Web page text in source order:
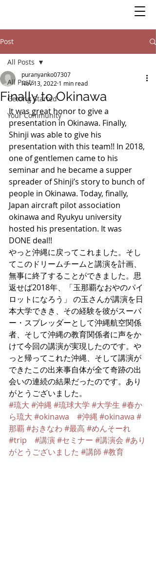
Post
All Posts
Getting Started
Your Community
All Posts
Finally to Okinawa
puranyanko07307
Nov 13, 2022 1 min read
It was great honor to give a
presentation in Okinawa. Finally,
Shinji was able to give his
presentation with this team!! In 2018,
one of gentlemen came to his
seminar and he became a supper
spreader of Shinji’s story to bunch of
people in Okinawa. Today, finally,
Japan aircraft pilot association
okinawa and Ryukyu university
hosted his presentation. It was
DONE deal!!
やっと沖縄に戻ってこれました。そし
てこのドリームチームと講演を計画、
無事に終了することができました。思
返せば2018年、「玉那覇なおやのパイ
ロットになろう」 の玉さんが講演を日
本大学できき、その経験を彼がスーパ
ー・スプレッダーとして沖縄航空関係
者、そして沖縄の教育関係者に声をか
けて今回の講演が実現したのです。や
っと帰ってこれた沖縄、そして講演が
できたこの出来事自体が全て奇跡の出
会いの連続の結果だったのです。あり
がとうございました。
#琉大 #沖縄 #琉球大学 #大学生 #春か
ら琉大 #okinawa #沖縄 #okinawa #
那覇#おきなわ #最高 #めんそーれ
#trip
#講演#セミナー #講演会 #あり
がとうございました #講師 #教育